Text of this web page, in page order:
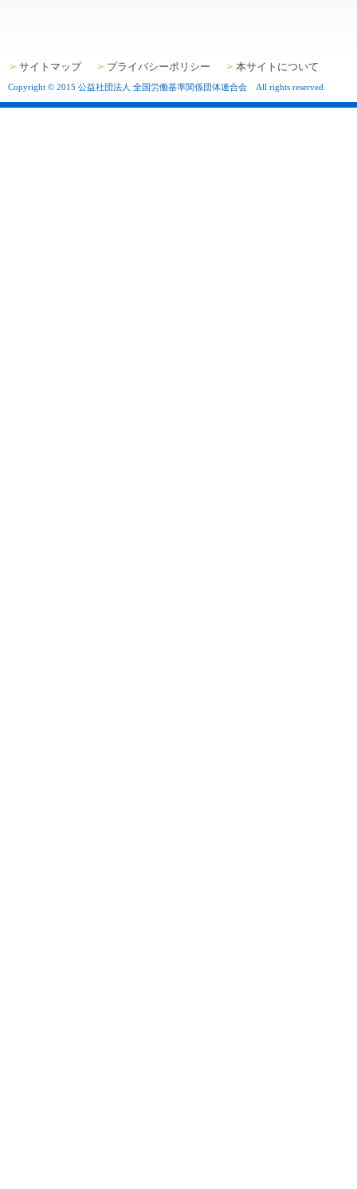
サイトマップ プライバシーポリシー 本サイトについて
Copyright © 2015 公益社団法人 全国労働基準関係団体連合会 All rights reserved.